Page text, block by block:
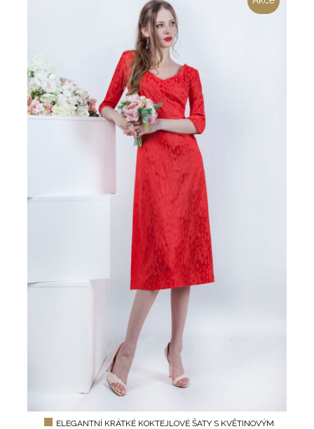
ELEGANTNÍ KRÁTKÉ KOKTEJLOVÉ ŠATY S KVĚTINOVÝM